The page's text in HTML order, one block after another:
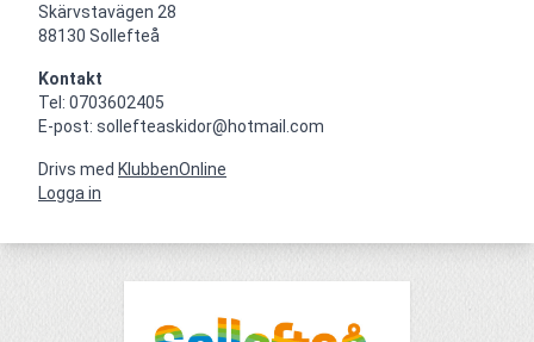
Skärvstavägen 28
88130 Sollefteå
Kontakt
Tel: 0703602405
E-post: sollefteaskidor@hotmail.com
Drivs med KlubbenOnline
Logga in